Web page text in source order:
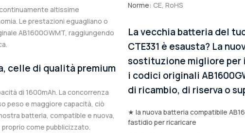
altissime
Le prestazioni eguagliano o
AB1600GWMT, raggiungendo
celle di qualità premium
di 1600mAh. La concorrenza
peso e maggiore capacità, ciò
batteria, compatible e nuova,
come pubblicizzato.
Norme: CE, RoHS
La vecchia batteria del tuo
CTE331 è esausta? La
sostituzione migliore per
i codici originali
di ricambio, di riserva o
★ la nuova batteria compatibile
fastidio per ricaricare